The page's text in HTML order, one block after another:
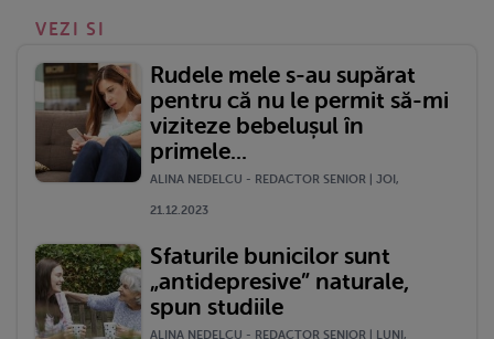
VEZI SI
Rudele mele s-au supărat
pentru că nu le permit să-mi
viziteze bebelușul în
primele...
ALINA NEDELCU - REDACTOR SENIOR | JOI,
21.12.2023
Sfaturile bunicilor sunt
„antidepresive” naturale,
spun studiile
ALINA NEDELCU - REDACTOR SENIOR | LUNI,